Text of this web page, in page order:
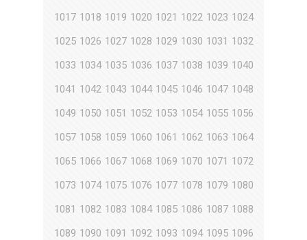
1017 1018 1019 1020 1021 1022 1023 1024
1025 1026 1027 1028 1029 1030 1031 1032
1033 1034 1035 1036 1037 1038 1039 1040
1041 1042 1043 1044 1045 1046 1047 1048
1049 1050 1051 1052 1053 1054 1055 1056
1057 1058 1059 1060 1061 1062 1063 1064
1065 1066 1067 1068 1069 1070 1071 1072
1073 1074 1075 1076 1077 1078 1079 1080
1081 1082 1083 1084 1085 1086 1087 1088
1089 1090 1091 1092 1093 1094 1095 1096